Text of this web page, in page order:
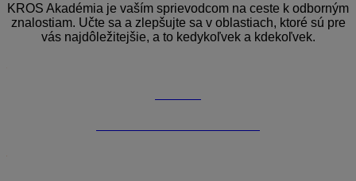
KROS Akadémia je vaším sprievodcom na ceste k odborným
znalostiam. Učte sa a zlepšujte sa v oblastiach, ktoré sú pre
vás najdôležitejšie, a to kedykoľvek a kdekoľvek.